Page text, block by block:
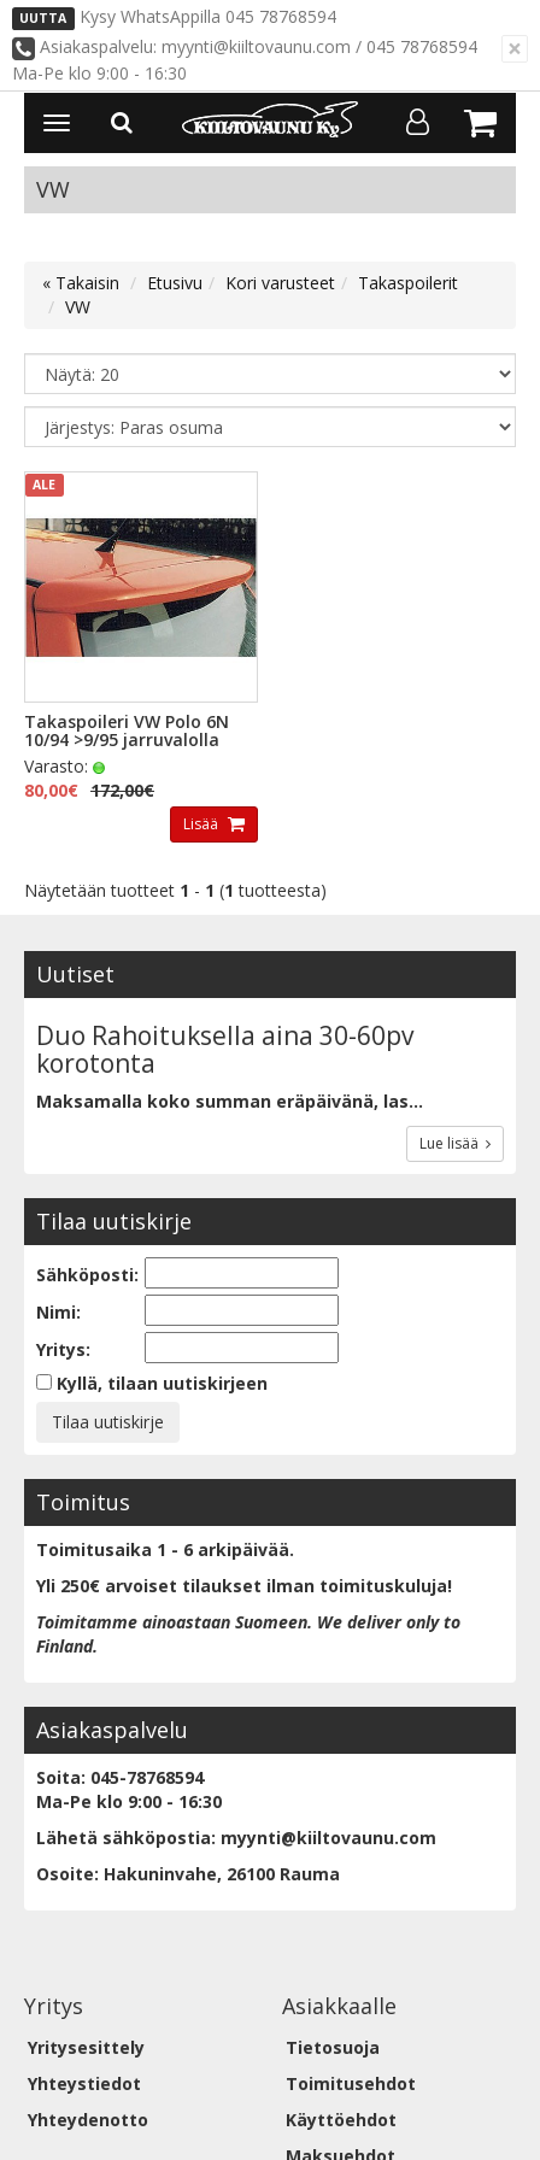
UUTTA Kysy WhatsAppilla 045 78768594
×
Asiakaspalvelu: myynti@kiiltovaunu.com / 045 78768594
Ma-Pe klo 9:00 - 16:30
Avaa/Sulje
valikko
VW
« Takaisin Etusivu Kori varusteet
Takaspoilerit
VW
ALE
Takaspoileri VW Polo 6N
10/94 >9/95 jarruvalolla
Varasto:
80,00€ 172,00€
Lisää
Näytetään tuotteet 1 - 1 (1 tuotteesta)
Uutiset
Duo Rahoituksella aina 30-60pv
korotonta
Maksamalla koko summan eräpäivänä, las...
Lue lisää
Tilaa uutiskirje
Sähköposti:
Nimi:
Yritys:
Kyllä, tilaan uutiskirjeen
Toimitus
Toimitusaika 1 - 6 arkipäivää.
Yli 250€ arvoiset tilaukset ilman toimituskuluja!
Toimitamme ainoastaan Suomeen. We deliver only to
Finland.
Asiakaspalvelu
Soita: 045-78768594
Ma-Pe klo 9:00 - 16:30
Lähetä sähköpostia: myynti@kiiltovaunu.com
Osoite: Hakuninvahe, 26100 Rauma
Yritys
Yritysesittely
Yhteystiedot
Yhteydenotto
Asiakkaalle
Tietosuoja
Toimitusehdot
Käyttöehdot